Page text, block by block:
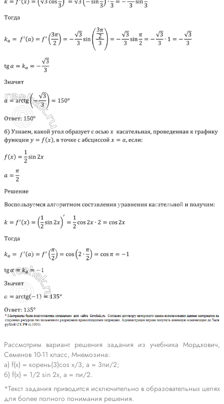
Рассмотрим вариант решения задания из учебника Мордкович,
Семенов 10-11 класс, Мнемозина:
а) f(x) = корень(3)cos x/3, а = 3пи/2;
б) f(x) = 1/2 sin 2x, а = пи/2.
*Текст задания приводится исключительно в образовательных целях
для более полного понимания решения.